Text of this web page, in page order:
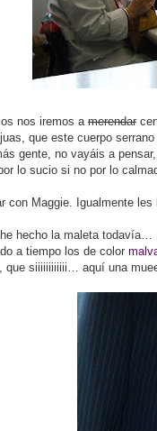
nos iremos amerendar
que este cuerpo
gente, no vayáis a
lo sucio si no por lo
con Maggie. Igualmente les
hecho la maleta todavía…
a tiempo los de color
que siiiiiiiiiiii… aquí una